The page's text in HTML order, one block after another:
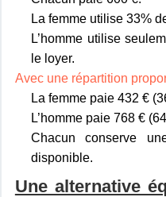
La femme utilise 33%
L’homme utilise
le loyer.
Avec une répartition
La femme paie 432 €
L’homme paie 768 €
Chacun conserve
disponible.
Une alternative